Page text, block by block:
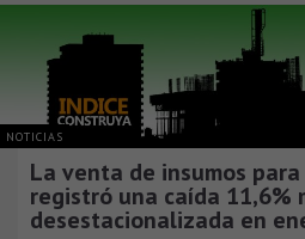
NOTICIAS
La venta de insumos
registró una caída 11,6%
desestacionalizada en